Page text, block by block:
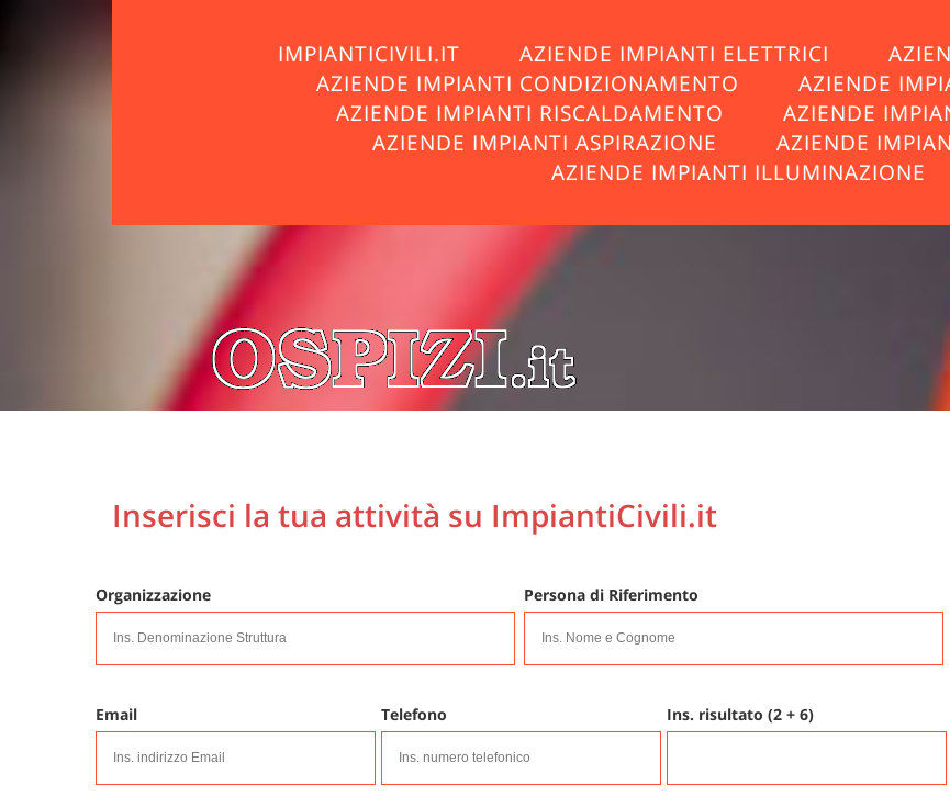
IMPIANTICIVILI.IT AZIENDE IMPIANTI ELETTRICI
AZIENDE IMPIANTI CONDIZIONAMENTO
AZIENDE
AZIENDE IMPIANTI RISCALDAMENTO
AZIENDE
AZIENDE IMPIANTI ASPIRAZIONE
AZIENDE
AZIENDE IMPIANTI ILLUMINAZIONE
Inserisci la tua attività su ImpiantiCivili.it
Organizzazione Persona di Riferimento
Email Telefono Ins. risultato (2 + 6)